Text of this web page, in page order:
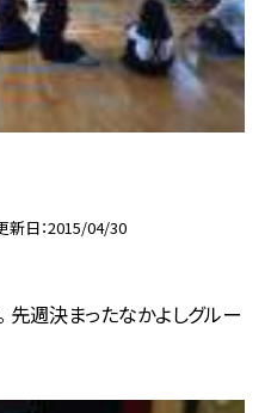
新日 2015/04/30
先週決まったなかよしグルー